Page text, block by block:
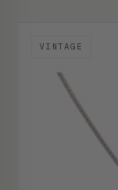
VINTAGE